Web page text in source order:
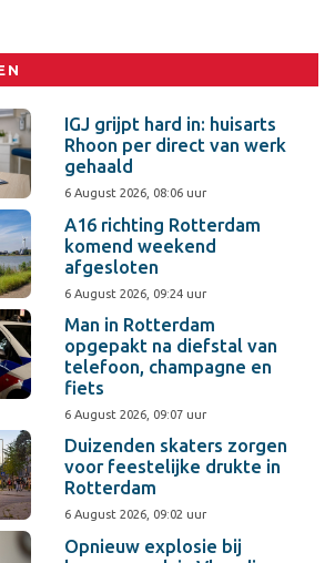
IGJ grijpt hard in: huisarts
Rhoon per direct van werk
gehaald
6 August 2026, 08:06 uur
A16 richting Rotterdam
komend weekend
afgesloten
6 August 2026, 09:24 uur
Man in Rotterdam
opgepakt na diefstal van
telefoon, champagne en
fiets
6 August 2026, 09:07 uur
Duizenden skaters zorgen
voor feestelijke drukte in
Rotterdam
6 August 2026, 09:02 uur
Opnieuw explosie bij